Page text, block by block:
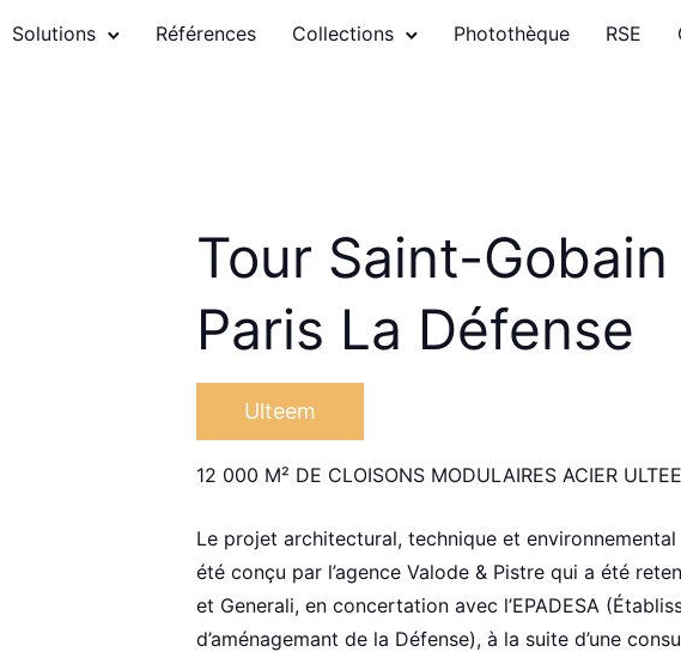
Solutions Références Collections Photothèque RSE
Tour Saint-Gobain
Paris La Défense
Ulteem
12 000 M² DE CLOISONS MODULAIRES ACIER
Le projet architectural, technique et
été conçu par l’agence Valode & Pistre qui a été
et Generali, en concertation avec l’EPADESA
d’aménagemant de la Défense), à la suite d’une